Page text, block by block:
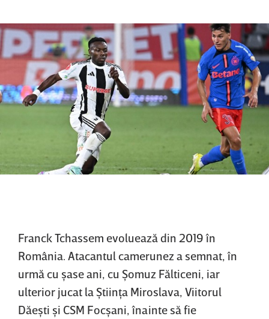
Franck Tchassem evoluează din 2019 în
România. Atacantul camerunez a semnat, în
urmă cu şase ani, cu Şomuz Fălticeni, iar
ulterior jucat la Ştiinţa Miroslava, Viitorul
Dăeşti şi CSM Focşani, înainte să fie